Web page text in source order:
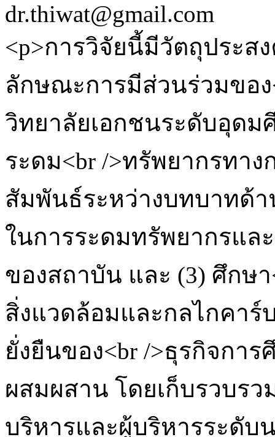
dr.thiwat@gmail.com
<p>การวิจัยนี้มีวัตถุประส
ลักษณะการมีส่วนร่วมขอ
วิทยาลัยเอกชนระดับอุดม
ระดม<br />ทรัพยากรทา
สัมพันธ์ระหว่างบทบาทด้
ในการระดมทรัพยากรแล
ของสถาบัน และ (3) ศึกษ
สิ่งแวดล้อมและกลไกคาร์
ยั่งยืนของ<br />ธุรกิจกา
ผสมผสาน โดยเก็บรวบร
บริหารและผู้บริหารระดับ